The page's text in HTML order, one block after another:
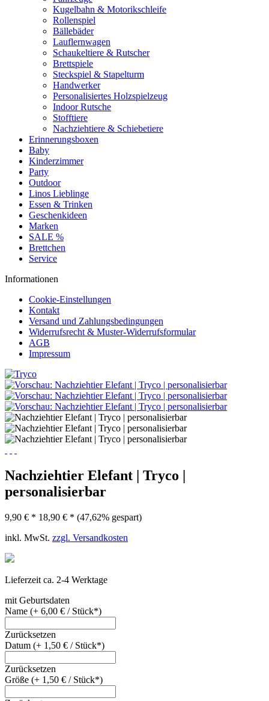
Kugelbahn & Motorikschleife
Rollenspiel
Bällebäder
Lauflernwagen
Schaukeltiere & Rutscher
Brettspiele
Steckspiel & Stapelturm
Handwerker
Personalisiertes Holzspielzeug
Indoor Rutsche
Stofftiere
Nachziehtiere & Schiebetiere
Erinnerungsboxen
Baby
Kinderzimmer
Party
Outdoor
Linos Lieblinge
Essen & Trinken
Geschenkideen
Marken
SALE %
Brettchen
Service
Informationen
Cookie-Einstellungen
Kontakt
Versand und Zahlungsbedingungen
Widerrufsrecht & Muster-Widerrufsformular
AGB
Impressum
Nachziehtier Elefant | Tryco |
personalisierbar
9,90 € * 18,90 € * (47,62% gespart)
inkl. MwSt. zzgl. Versandkosten
Lieferzeit ca. 2-4 Werktage
mit Geburtsdaten
Name (+ 6,00 € / Stück*)
Zurücksetzen
Datum (+ 1,50 € / Stück*)
Zurücksetzen
Größe (+ 1,50 € / Stück*)